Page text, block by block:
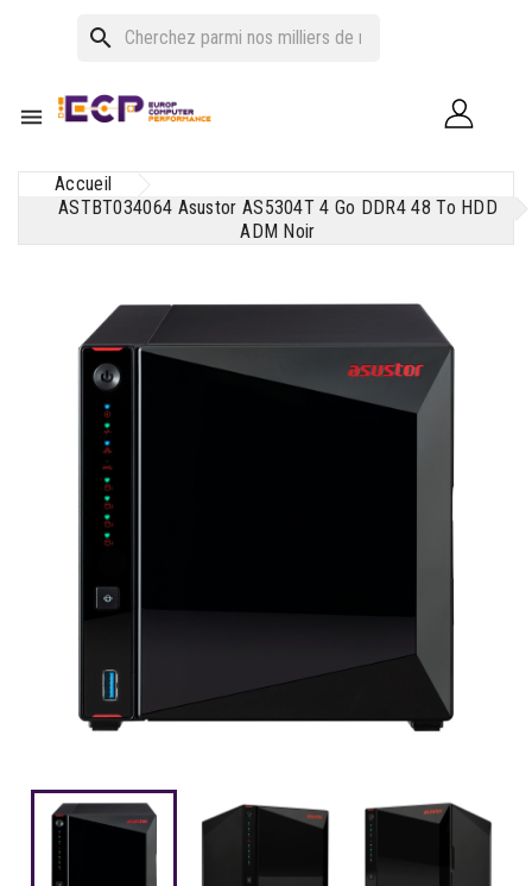
search

Accueil
ASTBT034064 Asustor AS5304T 4 Go DDR4 48 To HDD
ADM Noir